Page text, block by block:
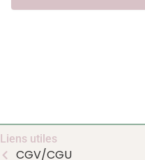
Liens utiles
CGV/CGU